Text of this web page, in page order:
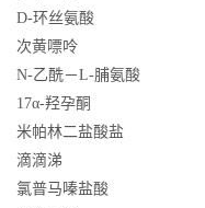
D-环丝氨酸
次黄嘌呤
N-乙酰－L-脯氨酸
17α-羟孕酮
米帕林二盐酸盐
滴滴涕
氯普马嗪盐酸